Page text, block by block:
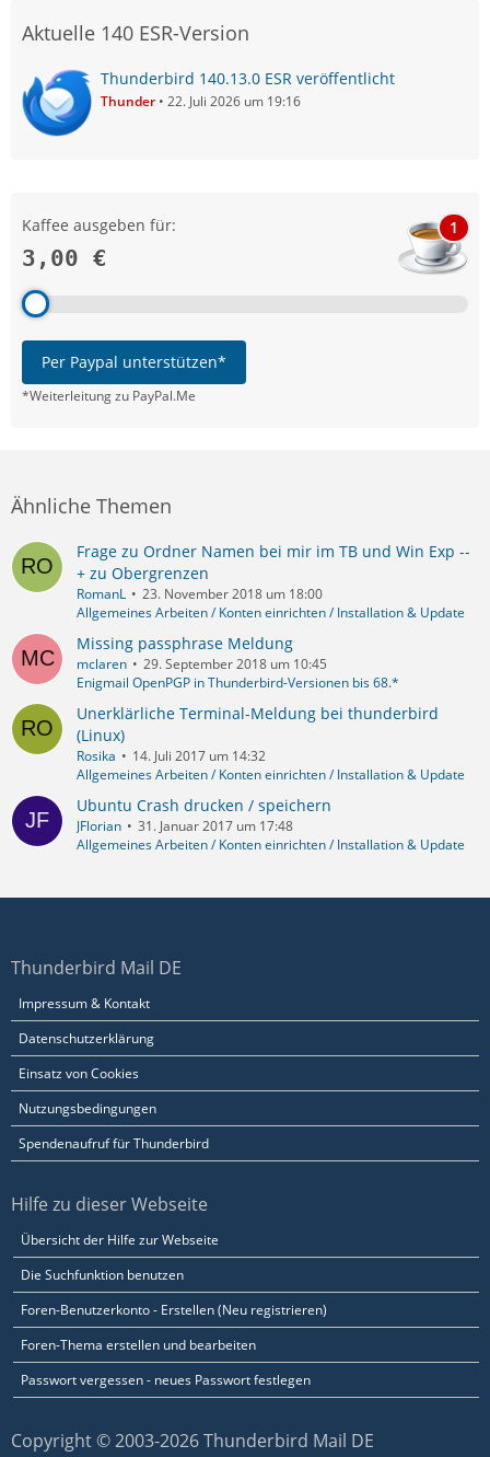
Aktuelle 140 ESR-Version
Thunderbird 140.13.0 ESR veröffentlicht
Thunder 22. Juli 2026 um 19:16
Kaffee ausgeben für:
3,00 €
1
Per Paypal unterstützen*
*Weiterleitung zu PayPal.Me
Ähnliche Themen
Frage zu Ordner Namen bei mir im TB und Win Exp --
+ zu Obergrenzen
RomanL
23. November 2018 um 18:00
Allgemeines Arbeiten / Konten einrichten / Installation & Update
Missing passphrase Meldung
mclaren
29. September 2018 um 10:45
Enigmail OpenPGP in Thunderbird-Versionen bis 68.*
Unerklärliche Terminal-Meldung bei thunderbird
(Linux)
Rosika
14. Juli 2017 um 14:32
Allgemeines Arbeiten / Konten einrichten / Installation & Update
Ubuntu Crash drucken / speichern
JFlorian
31. Januar 2017 um 17:48
Allgemeines Arbeiten / Konten einrichten / Installation & Update
Thunderbird Mail DE
Impressum & Kontakt
Datenschutzerklärung
Einsatz von Cookies
Nutzungsbedingungen
Spendenaufruf für Thunderbird
Hilfe zu dieser Webseite
Übersicht der Hilfe zur Webseite
Die Suchfunktion benutzen
Foren-Benutzerkonto - Erstellen (Neu registrieren)
Foren-Thema erstellen und bearbeiten
Passwort vergessen - neues Passwort festlegen
Copyright © 2003-2026 Thunderbird Mail DE